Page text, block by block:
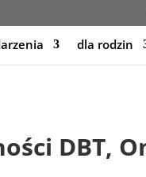
dla rodzin
DBT,